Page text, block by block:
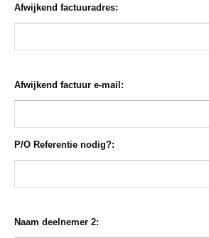
Afwijkend factuuradres:
Afwijkend factuur e-mail:
P/O Referentie nodig?:
Naam deelnemer 2: